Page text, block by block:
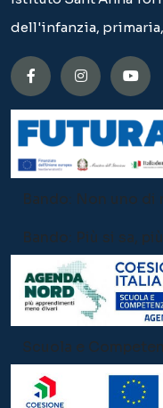
dell'infanzia,
Bando: Non uno di
Bando: Più si sa,
Scuola e